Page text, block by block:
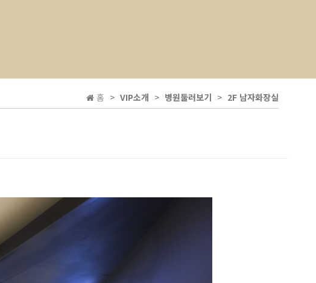
홈 VIP소개 병원둘러보기 2F 남자화장실